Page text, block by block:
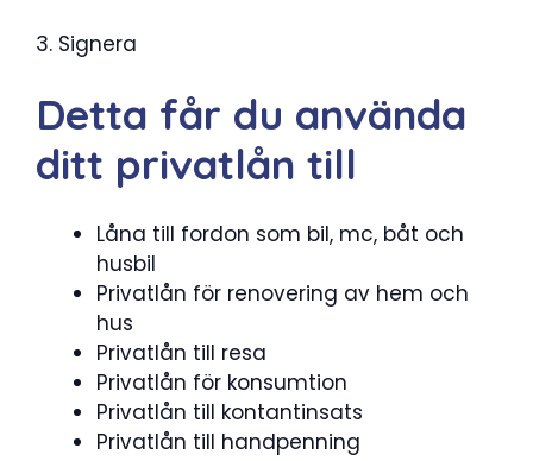
3. Signera
Detta får du använda
ditt privatlån till
Låna till fordon som bil, mc, båt och
husbil
Privatlån för renovering av hem och
hus
Privatlån till resa
Privatlån för konsumtion
Privatlån till kontantinsats
Privatlån till handpenning